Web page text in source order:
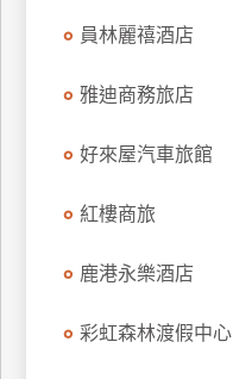
員林麗禧酒店
雅迪商務旅店
好來屋汽車旅館
紅樓商旅
鹿港永樂酒店
彩虹森林渡假中心